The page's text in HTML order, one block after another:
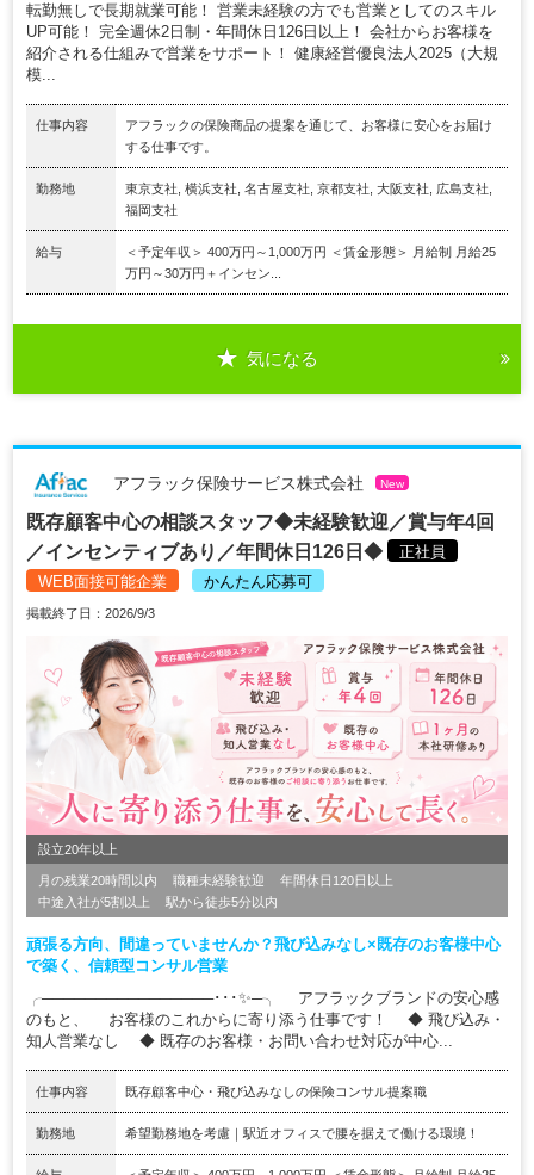
転勤無しで長期就業可能！ 営業未経験の方でも営業としてのスキル
UP可能！ 完全週休2日制・年間休日126日以上！ 会社からお客様を
紹介される仕組みで営業をサポート！ 健康経営優良法人2025（大規
模...
仕事内容
アフラックの保険商品の提案を通じて、お客様に安心をお届け
する仕事です。
勤務地
東京支社, 横浜支社, 名古屋支社, 京都支社, 大阪支社, 広島支社,
福岡支社
給与
＜予定年収＞ 400万円～1,000万円 ＜賃金形態＞ 月給制 月給25
万円～30万円＋インセン...
気になる
アフラック保険サービス株式会社 New
既存顧客中心の相談スタッフ◆未経験歓迎／賞与年4回
／インセンティブあり／年間休日126日◆
正社員
WEB面接可能企業
かんたん応募可
掲載終了日：2026/9/3
設立20年以上
月の残業20時間以内 職種未経験歓迎
年間休日120日以上
中途入社が5割以上
駅から徒歩5分以内
頑張る方向、間違っていませんか？飛び込みなし×既存のお客様中心
で築く、信頼型コンサル営業
╭────────────────･･･✨─╮ アフラックブランドの安心感
のもと、 お客様のこれからに寄り添う仕事です！ ◆ 飛び込み・
知人営業なし ◆ 既存のお客様・お問い合わせ対応が中心...
仕事内容 既存顧客中心・飛び込みなしの保険コンサル提案職
勤務地 希望勤務地を考慮｜駅近オフィスで腰を据えて働ける環境！